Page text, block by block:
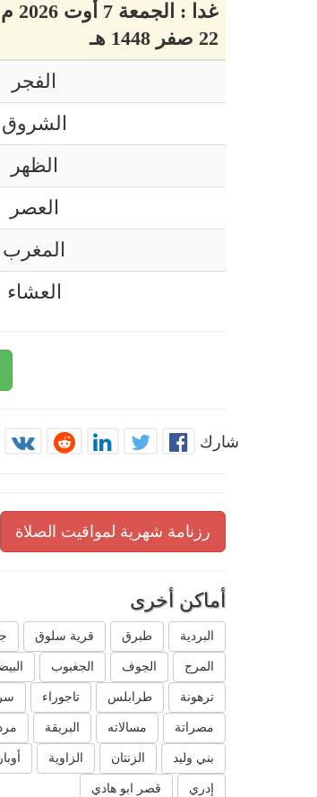
غدا : الجمعة 7 أوت 2026 م
22 صفر 1448 هـ
الفجر
الشروق
الظهر
العصر
المغرب
العشاء
شارك
رزنامة شهرية لمواقيت الصلاة
أماكن أخرى
البردية طبرق قرية سلوق
المرج الجوف الجغبوب
ترهونة طرابلس تاجوراء
مصراتة مسالاته البريقة
بني وليد الزنتان الزاوية
إدري قصر ابو هادي